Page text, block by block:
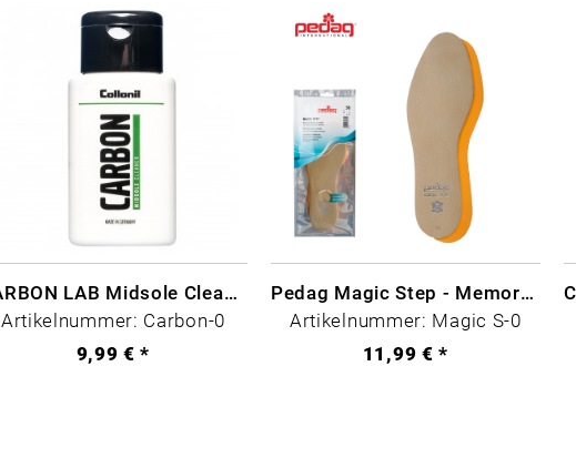
CARBON LAB Midsole Cleaner
Artikelnummer: Carbon-0
9,99 € *
Pedag Magic Step - Memory Schaum
Artikelnummer: Magic S-0
11,99 € *